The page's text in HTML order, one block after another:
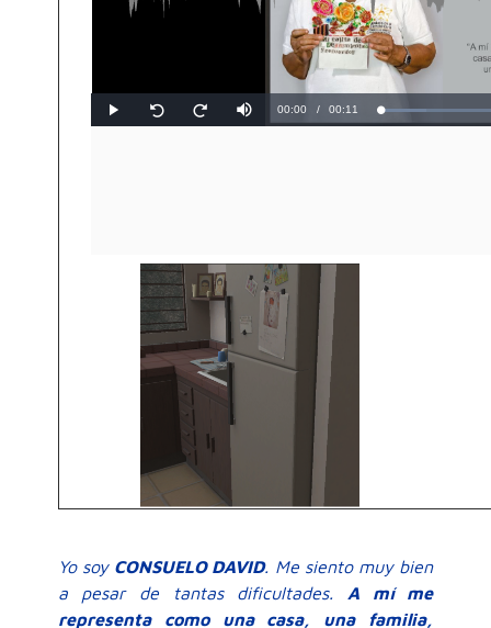
Yo soy CONSUELO DAVID. Me siento muy bien
a pesar de tantas dificultades. A mí me
representa como una casa, una familia,